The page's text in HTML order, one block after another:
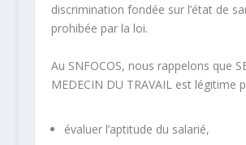
discrimination fondée sur l’état de
prohibée par la loi.
Au SNFOCOS, nous rappelons que
MEDECIN DU TRAVAIL est légitime
évaluer l’aptitude du salarié,